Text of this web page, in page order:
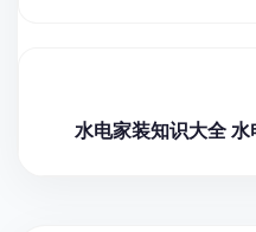
水电家装知识大全